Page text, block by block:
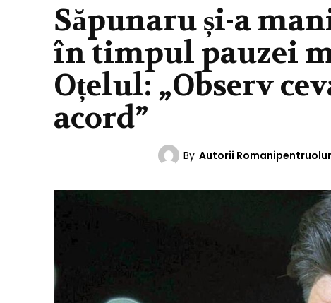
Săpunaru și-a
în timpul pauzei
Oțelul: „Observ
acord”
By Autorii